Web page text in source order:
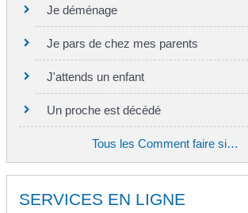
Je déménage
Je pars de chez mes parents
J'attends un enfant
Un proche est décédé
Tous les Comment faire si…
SERVICES EN LIGNE